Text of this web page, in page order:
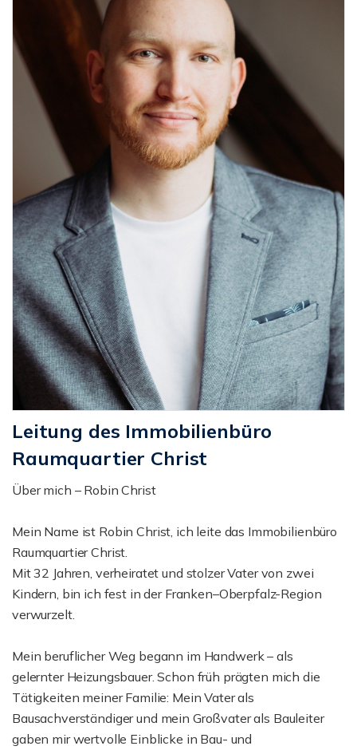
Leitung des Immobilienbüro
Raumquartier Christ
Über mich – Robin Christ
Mein Name ist Robin Christ, ich leite das Immobilienbüro
Raumquartier Christ.
Mit 32 Jahren, verheiratet und stolzer Vater von zwei
Kindern, bin ich fest in der Franken–Oberpfalz-Region
verwurzelt.
Mein beruflicher Weg begann im Handwerk – als
gelernter Heizungsbauer. Schon früh prägten mich die
Tätigkeiten meiner Familie: Mein Vater als
Bausachverständiger und mein Großvater als Bauleiter
gaben mir wertvolle Einblicke in Bau- und